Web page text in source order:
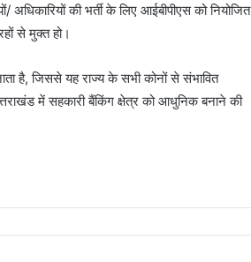
अधिकारियों की भर्ती के लिए आईबीपीएस को नियोजित
से मुक्त हो।
है, जिससे यह राज्य के सभी कोनों से संभावित
में सहकारी बैंकिंग क्षेत्र को आधुनिक बनाने की